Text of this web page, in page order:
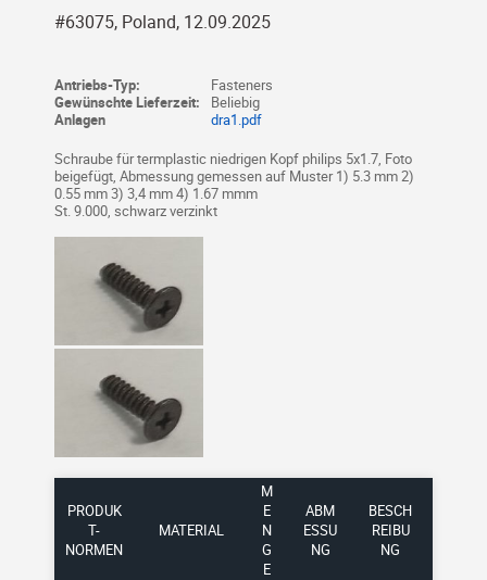
#63075, Poland, 12.09.2025
Antriebs-Typ:
Fasteners
Gewünschte Lieferzeit:
Beliebig
Anlagen
dra1.pdf
Schraube für termplastic niedrigen Kopf philips 5x1.7, Foto
beigefügt, Abmessung gemessen auf Muster 1) 5.3 mm 2)
0.55 mm 3) 3,4 mm 4) 1.67 mmm
St. 9.000, schwarz verzinkt
PRODUK
T-
NORMEN
MATERIAL
M
E
N
G
E
ABM
ESSU
NG
BESCH
REIBU
NG